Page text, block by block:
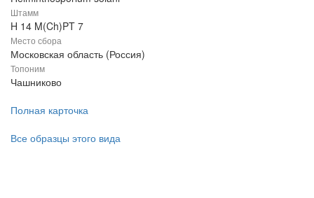
Штамм
H 14 M(Ch)PT 7
Место сбора
Московская область (Россия)
Топоним
Чашниково
Полная карточка
Все образцы этого вида